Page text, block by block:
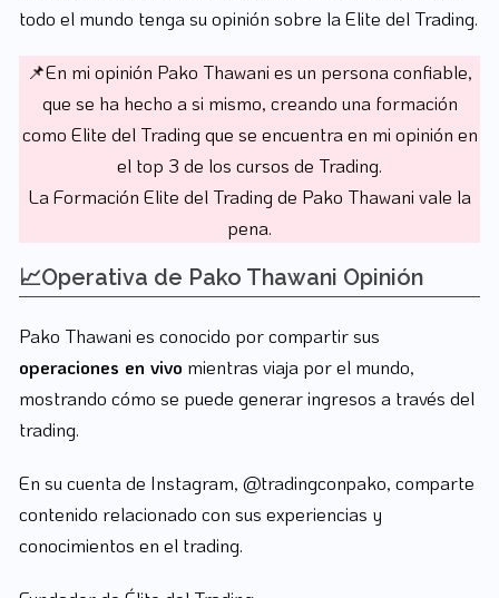
todo el mundo tenga su opinión sobre la Elite del Trading.
📌En mi opinión Pako Thawani es un persona confiable,
que se ha hecho a si mismo, creando una formación
como Elite del Trading que se encuentra en mi opinión en
el top 3 de los cursos de Trading.
La Formación Elite del Trading de Pako Thawani vale la
pena.
📈Operativa de Pako Thawani Opinión
Pako Thawani es conocido por compartir sus
operaciones en vivo mientras viaja por el mundo,
mostrando cómo se puede generar ingresos a través del
trading.
En su cuenta de Instagram, @tradingconpako, comparte
contenido relacionado con sus experiencias y
conocimientos en el trading.